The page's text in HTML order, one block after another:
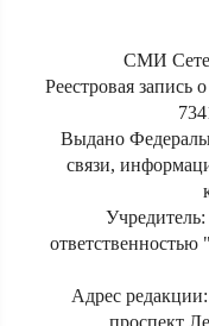
СМИ
Реестровая
Выдано
связи,
Адрес